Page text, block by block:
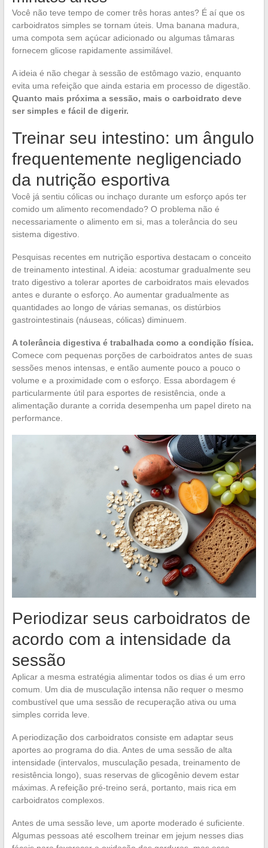
Você não teve tempo de comer três horas antes? É aí que os
carboidratos simples se tornam úteis. Uma banana madura,
uma compota sem açúcar adicionado ou algumas tâmaras
fornecem glicose rapidamente assimilável.
A ideia é não chegar à sessão de estômago vazio, enquanto
evita uma refeição que ainda estaria em processo de digestão.
Quanto mais próxima a sessão, mais o carboidrato deve
ser simples e fácil de digerir.
Treinar seu intestino: um ângulo
frequentemente negligenciado
da nutrição esportiva
Você já sentiu cólicas ou inchaço durante um esforço após ter
comido um alimento recomendado? O problema não é
necessariamente o alimento em si, mas a tolerância do seu
sistema digestivo.
Pesquisas recentes em nutrição esportiva destacam o conceito
de treinamento intestinal. A ideia: acostumar gradualmente seu
trato digestivo a tolerar aportes de carboidratos mais elevados
antes e durante o esforço. Ao aumentar gradualmente as
quantidades ao longo de várias semanas, os distúrbios
gastrointestinais (náuseas, cólicas) diminuem.
A tolerância digestiva é trabalhada como a condição física.
Comece com pequenas porções de carboidratos antes de suas
sessões menos intensas, e então aumente pouco a pouco o
volume e a proximidade com o esforço. Essa abordagem é
particularmente útil para esportes de resistência, onde a
alimentação durante a corrida desempenha um papel direto na
performance.
Periodizar seus carboidratos de
acordo com a intensidade da
sessão
Aplicar a mesma estratégia alimentar todos os dias é um erro
comum. Um dia de musculação intensa não requer o mesmo
combustível que uma sessão de recuperação ativa ou uma
simples corrida leve.
A periodização dos carboidratos consiste em adaptar seus
aportes ao programa do dia. Antes de uma sessão de alta
intensidade (intervalos, musculação pesada, treinamento de
resistência longo), suas reservas de glicogênio devem estar
máximas. A refeição pré-treino será, portanto, mais rica em
carboidratos complexos.
Antes de uma sessão leve, um aporte moderado é suficiente.
Algumas pessoas até escolhem treinar em jejum nesses dias